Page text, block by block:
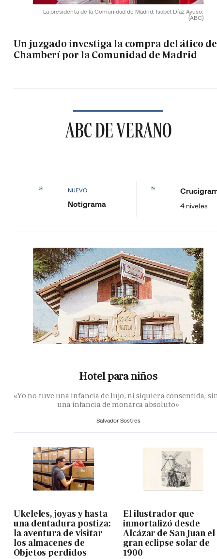
La presidenta de la Comunidad de Madrid, Isabel Díaz Ayuso.
(ABC)
Un juzgado investiga la compra del ático de
Chamberí por la Comunidad de Madrid
ABC DE VERANO
NUEVO
Notigrama 4 niveles
Hotel para niños
«Yo no tuve una infancia de lujo, ni siquiera consentida,
una infancia de monarca absoluto»
Salvador Sostres
Ukeleles, joyas y hasta
una dentadura postiza:
la aventura de visitar
los almacenes de
Objetos perdidos
El ilustrador que
inmortalizó desde
Alcázar de San Juan el
gran eclipse solar de
1900